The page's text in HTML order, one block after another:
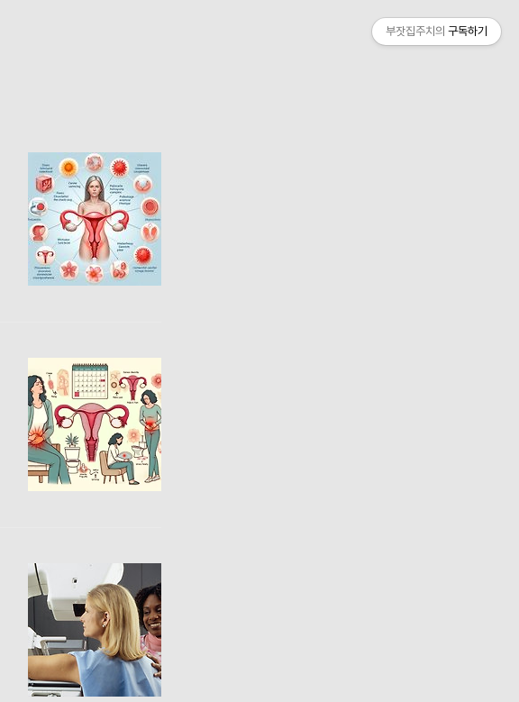
부잣집주치의 구독하기